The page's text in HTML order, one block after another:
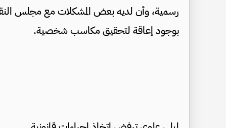
رسمية، وأن لديه بعض المشكلات مع مجلس
بوجود إعاقة لتحقيق مكاسب شخصية.